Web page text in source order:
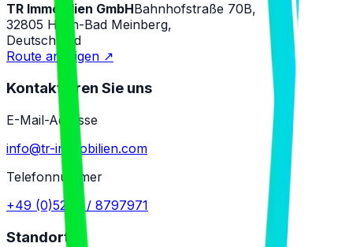
TR Immobilien GmbHBahnhofstraße 70B,
32805 Horn-Bad Meinberg,
Deutschland
Route anzeigen ↗
Kontaktieren Sie uns
E-Mail-Adresse
info@tr-immobilien.com
Telefonnummer
+49 (0)5234 / 8797971
Standorte